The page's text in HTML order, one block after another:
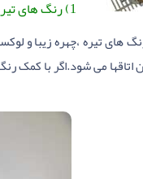
1) رنگ های تیره
های تیره ،چهره زیبا و
می شود.اگر با کمک